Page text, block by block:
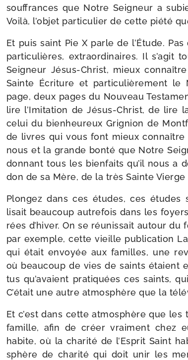
souf­frances que Notre Seigneur a
Voilà, l’objet par­ti­cu­lier de cette pié­té
Et puis saint Pie X parle de l’Étude.
par­ti­cu­lières, extra­or­di­naires. Il s’agit
Seigneur Jésus-​Christ, mieux
Sainte Écriture et par­ti­cu­liè­re­ment le
page, deux pages du Nouveau
lire l’Imitation de Jésus-​Christ, de lire
celui du bien­heu­reux Grignion de
de livres qui vous font mieux
nous et la grande bon­té que Notre
don­nant tous les bien­faits qu’il nous a
don de sa Mère, de la très Sainte Vierge
Plongez dans ces études, ces études
lisait beau­coup autre­fois dans les
rées d’hiver. On se réunis­sait autour
par exemple, cette vieille publi­ca­tion
qui était envoyée aux familles, une
où beau­coup de vies de saints étaient
tus qu’avaient pra­ti­quées ces saints,
C’était une autre atmo­sphère que la
Et c’est dans cette atmo­sphère que
famille, afin de créer vrai­ment chez
habite, où la cha­ri­té de l’Esprit Saint
sphère de cha­ri­té qui doit unir les